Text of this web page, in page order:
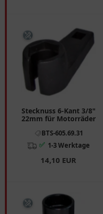
Stecknuss 6-Kant 3/8"
22mm für Motorräder
BTS-605.69.31
✅ 1-3 Werktage
14,10 EUR